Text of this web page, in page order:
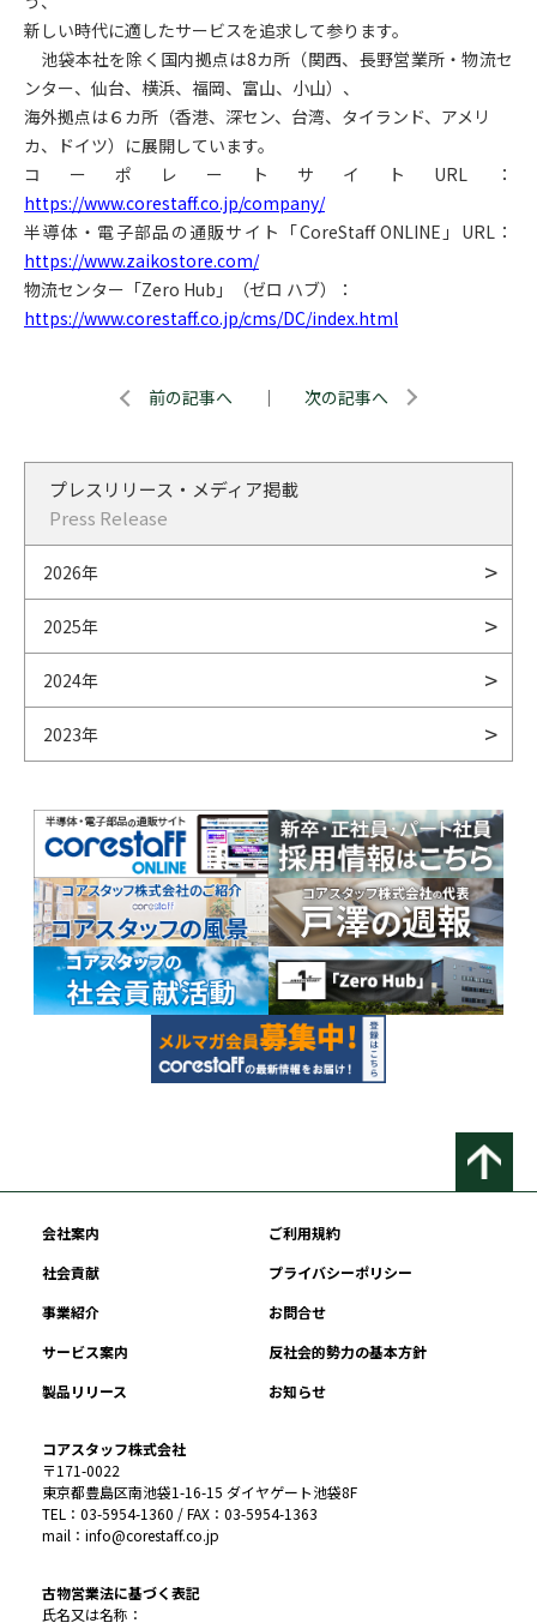
新しい時代に適したサービスを追求して参ります。
池袋本社を除く国内拠点は8カ所（関西、長野営業所・物流セ
ンター、仙台、横浜、福岡、富山、小山）、
海外拠点は６カ所（香港、深セン、台湾、タイランド、アメリ
カ、ドイツ）に展開しています。
コーポレートサイトURL：
https://www.corestaff.co.jp/company/
半導体・電子部品の通販サイト「CoreStaff ONLINE」URL：
https://www.zaikostore.com/
物流センター「Zero Hub」（ゼロ ハブ）：
https://www.corestaff.co.jp/cms/DC/index.html
前の記事へ ｜ 次の記事へ
プレスリリース・メディア掲載
Press Release
2026年
2025年
2024年
2023年
会社案内
ご利用規約
社会貢献
プライバシーポリシー
事業紹介
お問合せ
サービス案内
反社会的勢力の基本方針
製品リリース
お知らせ
コアスタッフ株式会社
〒171-0022
東京都豊島区南池袋1-16-15 ダイヤゲート池袋8F
TEL：03-5954-1360 / FAX：03-5954-1363
mail：info@corestaff.co.jp
古物営業法に基づく表記
氏名又は名称：